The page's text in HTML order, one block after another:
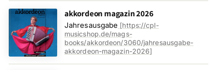
akkordeon magazin 2026
Jahresausgabe [https://cpl-
musicshop.de/mags-
books/akkordeon/3060/jahresausgabe-
akkordeon-magazin-2026]